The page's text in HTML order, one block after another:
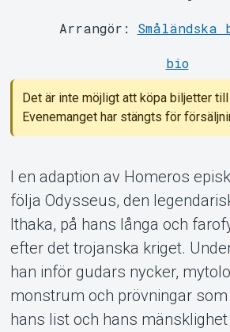
Support
Om
Arrangör:
bio
Det är inte möjligt att köpa biljetter
Evenemanget har stängts för
I en adaption av Homeros
följa Odysseus, den
Ithaka, på hans långa och
efter det trojanska kriget.
han inför gudars nycker,
monstrum och prövningar
hans list och hans mänsklighet